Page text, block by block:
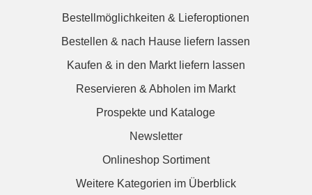
Bestellmöglichkeiten & Lieferoptionen
Bestellen & nach Hause liefern lassen
Kaufen & in den Markt liefern lassen
Reservieren & Abholen im Markt
Prospekte und Kataloge
Newsletter
Onlineshop Sortiment
Weitere Kategorien im Überblick